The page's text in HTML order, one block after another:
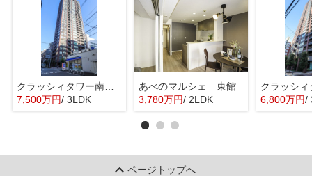
クラッシィタワー南船場
7,500万円/ 3LDK
あべのマルシェ 東館
3,780万円/ 2LDK 6,800万円/
ページトップへ